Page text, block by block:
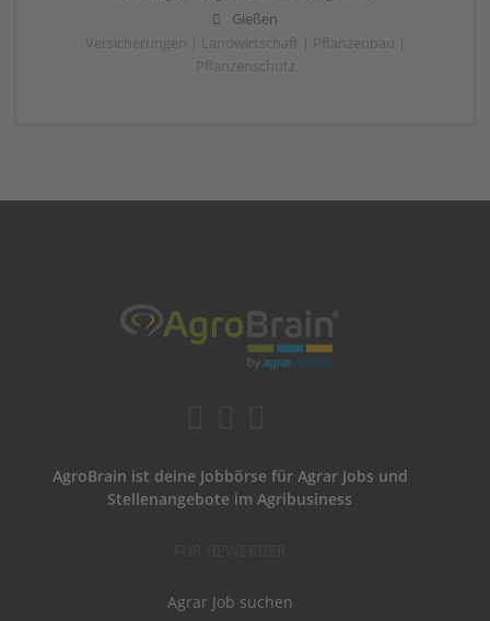
Gießen
Versicherungen | Landwirtschaft | Pflanzenbau |
Pflanzenschutz
AgroBrain ist deine Jobbörse für Agrar Jobs und
Stellenangebote im Agribusiness
Agrar Job suchen